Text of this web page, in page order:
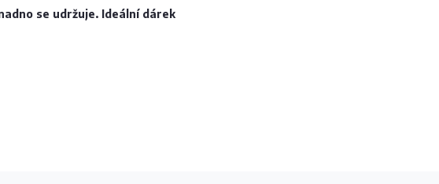
se udržuje. Ideální dárek